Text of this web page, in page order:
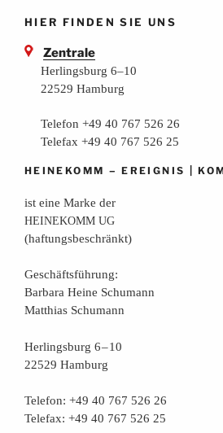
HIER FINDEN SIE UNS
Zentrale
Herlingsburg 6–10
22529 Hamburg
Telefon +49 40 767 526 26
Telefax +49 40 767 526 25
HEINEKOMM –EREIGNIS |
ist eine Mar­ke der
HEINEKOMM UG
(haf­tungs­be­schränkt)
Geschäfts­füh­rung:
Bar­ba­ra Hei­ne Schumann
Mat­thi­as Schumann
Her­lings­burg 6 – 10
22529 Hamburg
Tele­fon: +49 40 767 526 26
Tele­fax: +49 40 767 526 25